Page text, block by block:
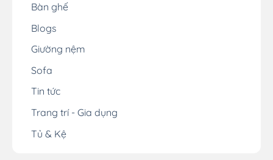
Bàn ghế
Blogs
Giường nệm
Sofa
Tin tức
Trang trí - Gia dụng
Tủ & Kệ